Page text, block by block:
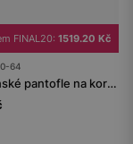
FINAL20: 1519.20 Kč
64
Béžové pánské pantofle na korkové podrážce